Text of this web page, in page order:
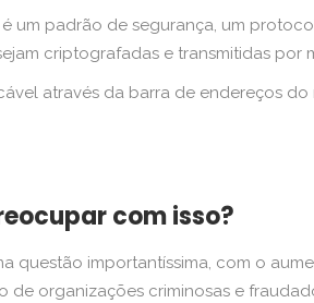
é um padrão de segurança, um
criptografadas e transmitidas
através da barra de endereços
com isso?
questão importantíssima, com o
de organizações criminosas e